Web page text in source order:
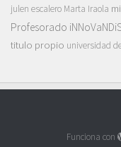
julen escalero Marta Iraola
Profesorado
titulo propio universidad
Funciona con